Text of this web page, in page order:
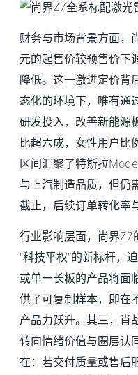
财务与市场背景方面，
元的起售价较预售价下
降低。这一激进定价背
态化的环境下，唯有通
研发投入，改善新能源
比超六成，女性用户
区间汇聚了特斯拉
与上汽制造品质，但仍
截止，后续订单转化率
行业影响层面，尚界
“科技平权”的新标杆，
或单一长板的产品将面
供了可复制样本，即在
产品力跃升。其三，肖
转向情绪价值与圈层认
在：若交付质量或售后